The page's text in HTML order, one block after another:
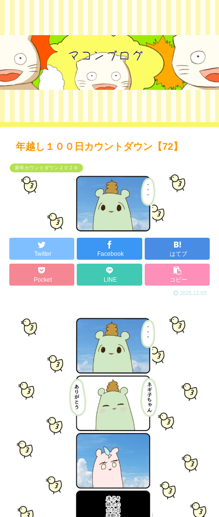
年越し１００日カウントダウン【72】
新年カウントダウン２０２６
Twitter Facebook はてブ
Pocket LINE コピー
2025.12.03